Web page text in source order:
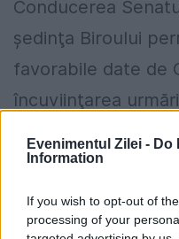
Evenimentul Zilei - Do
Information
If you wish to opt-out of
processing of your
Conducerea
şedinţa Biroului
favorabile date de
încuviinţarea